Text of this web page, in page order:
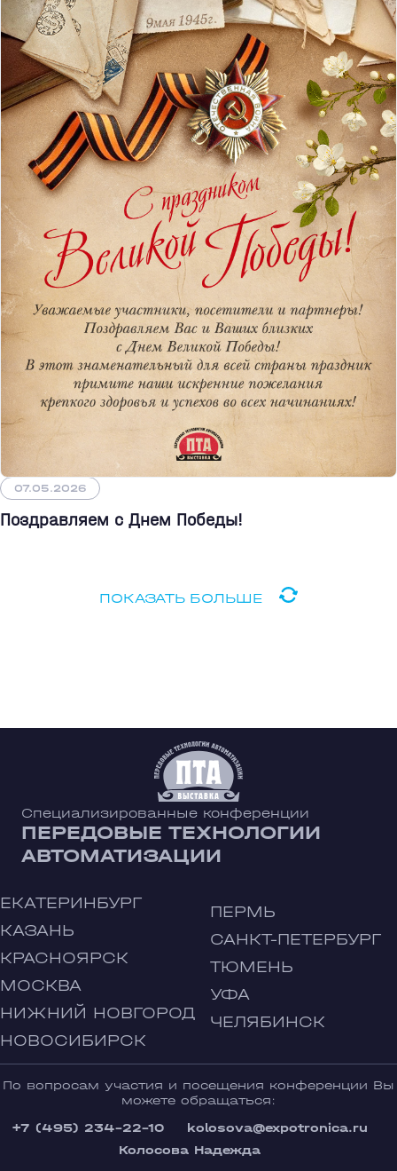
07.05.2026
Поздравляем с Днем Победы!
ПОКАЗАТЬ БОЛЬШЕ
Специализированные конференции
ПЕРЕДОВЫЕ ТЕХНОЛОГИИ
АВТОМАТИЗАЦИИ
ЕКАТЕРИНБУРГ
КАЗАНЬ
КРАСНОЯРСК
МОСКВА
НИЖНИЙ НОВГОРОД
НОВОСИБИРСК
ПЕРМЬ
САНКТ-ПЕТЕРБУРГ
ТЮМЕНЬ
УФА
ЧЕЛЯБИНСК
По вопросам участия и посещения конференции Вы
можете обращаться:
+7 (495) 234-22-10
kolosova@expotronica.ru
Колосова Надежда